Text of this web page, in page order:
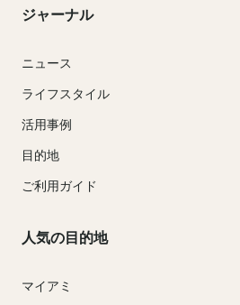
ジャーナル
ニュース
ライフスタイル
活用事例
目的地
ご利用ガイド
人気の目的地
マイアミ